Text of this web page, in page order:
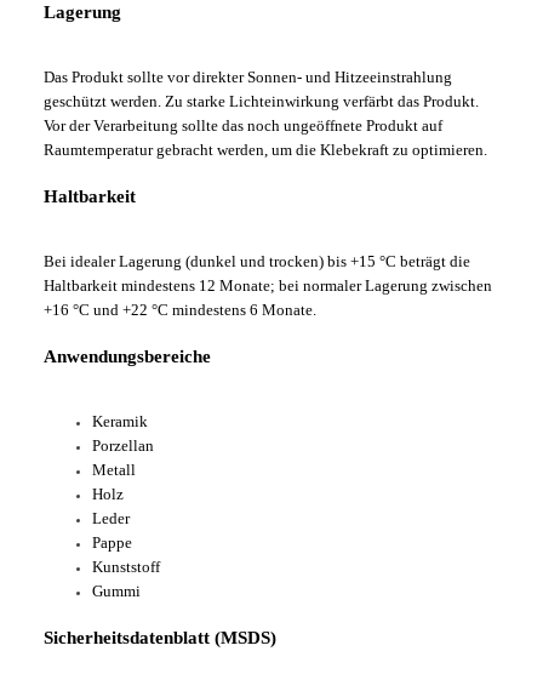
Lagerung
Das Produkt sollte vor direkter Sonnen- und Hitzeeinstrahlung
geschützt werden. Zu starke Lichteinwirkung verfärbt das Produkt.
Vor der Verarbeitung sollte das noch ungeöffnete Produkt auf
Raumtemperatur gebracht werden, um die Klebekraft zu optimieren.
Haltbarkeit
Bei idealer Lagerung (dunkel und trocken) bis +15 °C beträgt die
Haltbarkeit mindestens 12 Monate; bei normaler Lagerung zwischen
+16 °C und +22 °C mindestens 6 Monate.
Anwendungsbereiche
Keramik
Porzellan
Metall
Holz
Leder
Pappe
Kunststoff
Gummi
Sicherheitsdatenblatt (MSDS)